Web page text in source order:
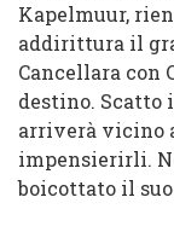
Kapelmuur,
addirittura il
Cancellara con
destino. Scatto
arriverà vicino
impensierirli.
boicottato il